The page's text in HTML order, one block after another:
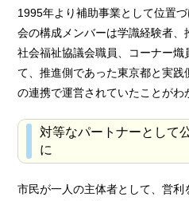
1995年より補助事業として位置
会の構成メンバーは学識経験者
社会福祉協議会職員、コーナー熾
て、推進側であった東京都と実践
の連携で運営されていたことがわ
対等なパートナーとして
に
市民が一人の主体者として、営